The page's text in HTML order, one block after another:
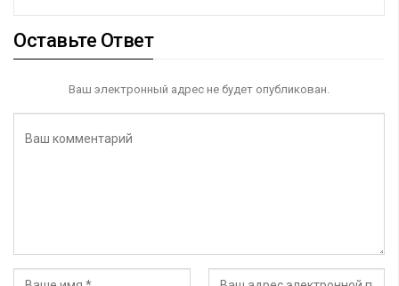
Оставьте Ответ
Ваш электронный адрес не будет опубликован.